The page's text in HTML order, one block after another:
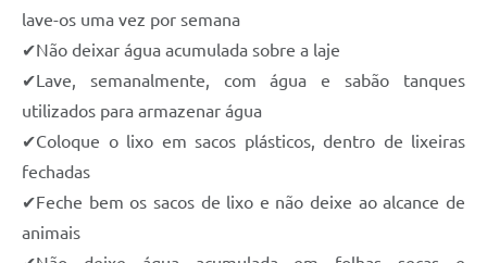
lave-os uma vez por semana
✔Não deixar água acumulada sobre a laje
✔Lave, semanalmente, com água e sabão tanques
utilizados para armazenar água
✔Coloque o lixo em sacos plásticos, dentro de lixeiras
fechadas
✔Feche bem os sacos de lixo e não deixe ao alcance de
animais